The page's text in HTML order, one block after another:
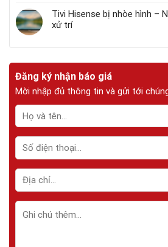
Tivi Hisense bị nhòe hình –
xử trí
Đăng ký nhận báo giá
Mời nhập đủ thông tin và gửi tới